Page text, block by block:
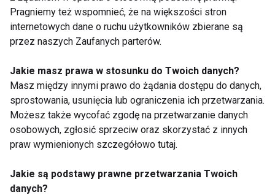
najmłodszych którzy ukończyli 1. rok życia. Dlatego
jeśli chcemy, aby maluch mógł próbować nowych
smaków w święta, dania powinny być przygotowane
powinny zawierać produkty wysokiej jakości,
bezpieczne i ze znajomego źródła, a także
przygotowane bez dodatku soli i cukru. Należy
zwrócić uwagę również na formę podania niektórych
produktów – lepiej unikać dużych kawałków
zadławienia.
Pragniemy też wspomnieć, że na większości stron
internetowych dane o ruchu użytkowników zbierane są
przez naszych Zaufanych parterów.
Jakie masz prawa w stosunku do Twoich danych?
Masz między innymi prawo do żądania dostępu do danych,
sprostowania, usunięcia lub ograniczenia ich przetwarzania.
Możesz także wycofać zgodę na przetwarzanie danych
osobowych, zgłosić sprzeciw oraz skorzystać z innych
praw wymienionych szczegółowo tutaj.
Jakie są podstawy prawne przetwarzania Twoich
danych?